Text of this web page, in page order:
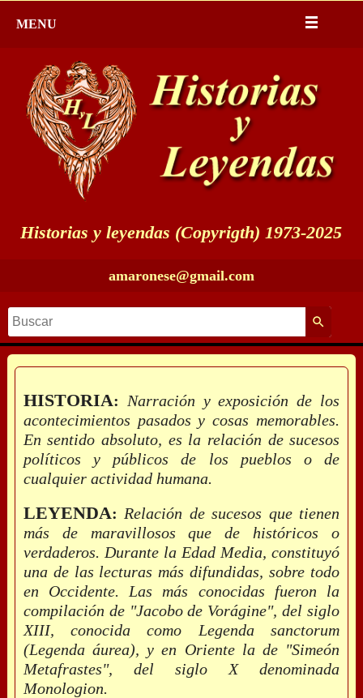
MENU
Historias y leyendas (Copyrigth) 1973-2025
amaronese@gmail.com
HISTORIA: Narración y exposición de los
acontecimientos pasados y cosas memorables.
En sentido absoluto, es la relación de sucesos
políticos y públicos de los pueblos o de
cualquier actividad humana.
LEYENDA: Relación de sucesos que tienen
más de maravillosos que de históricos o
verdaderos. Durante la Edad Media, constituyó
una de las lecturas más difundidas, sobre todo
en Occidente. Las más conocidas fueron la
compilación de "Jacobo de Vorágine", del siglo
XIII, conocida como Legenda sanctorum
(Legenda áurea), y en Oriente la de "Simeón
Metafrastes", del siglo X denominada
Monologion.